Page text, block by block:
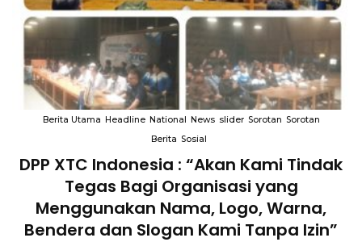
Berita Utama Headline National News slider Sorotan Sorotan
Berita Sosial
DPP XTC Indonesia : “Akan Kami Tindak
Tegas Bagi Organisasi yang
Menggunakan Nama, Logo, Warna,
Bendera dan Slogan Kami Tanpa Izin”